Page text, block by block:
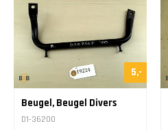
5,-
Beugel, Beugel Divers
D1-36200